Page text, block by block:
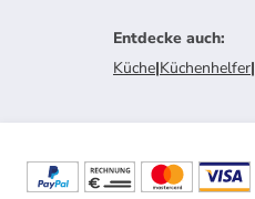
Entdecke auch:
Küche|Küchenhelfer|